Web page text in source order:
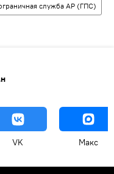
служба АР (ГПС)
VK Макс